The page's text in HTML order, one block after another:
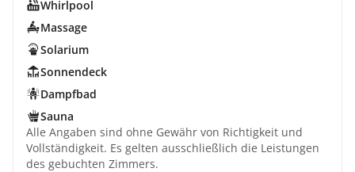
Whirlpool
Massage
Solarium
Sonnendeck
Dampfbad
Sauna
Alle Angaben sind ohne Gewähr von Richtigkeit und
Vollständigkeit. Es gelten ausschließlich die Leistungen
des gebuchten Zimmers.